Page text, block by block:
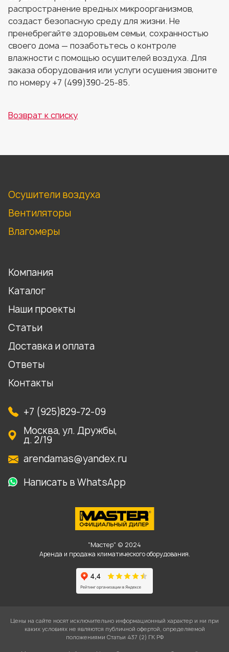
распространение вредных микроорганизмов,
создаст безопасную среду для жизни. Не
пренебрегайте здоровьем семьи, сохранностью
своего дома — позаботьтесь о контроле
влажности с помощью осушителей воздуха. Для
заказа оборудования или услуги осушения звоните
по номеру +7 (499)390-25-85.
Возврат к списку
Осушители воздуха
Вентиляторы
Влагомеры
Компания
Каталог
Наши проекты
Статьи
Доставка и оплата
Ответы
Контакты
+7 (925)829-72-09
Москва, ул. Дружбы,
д. 2/19
arendamas@yandex.ru
Написать в WhatsApp
"Мастер" © 2024
Аренда и продажа климатического оборудования.
Цены на сайте носят исключительно информационный характер и ни при
каких условиях не являются публичной офертой, определяемой
положениями Статьи 437 (2) ГК РФ